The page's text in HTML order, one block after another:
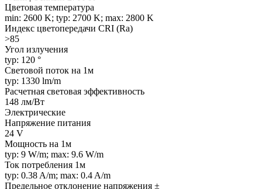
Цветовая температура
min: 2600 K; typ: 2700 K; max: 2800 K
Индекс цветопередачи CRI (Ra)
>85
Угол излучения
typ: 120 °
Световой поток на 1м
typ: 1330 lm/m
Расчетная световая эффективность
148 лм/Вт
Электрические
Напряжение питания
24 V
Мощность на 1м
typ: 9 W/m; max: 9.6 W/m
Ток потребления 1м
typ: 0.38 A/m; max: 0.4 A/m
Предельное отклонение напряжения ±